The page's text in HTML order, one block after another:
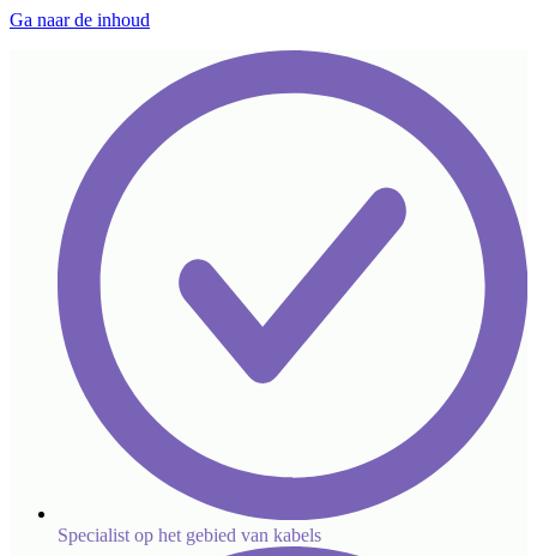
Ga naar de inhoud
Specialist op het gebied van kabels